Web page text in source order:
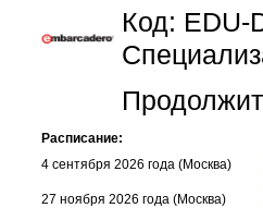
Код: EDU-
Расписание:
4 сентября 2026 года (Москва)
27 ноября 2026 года (Москва)